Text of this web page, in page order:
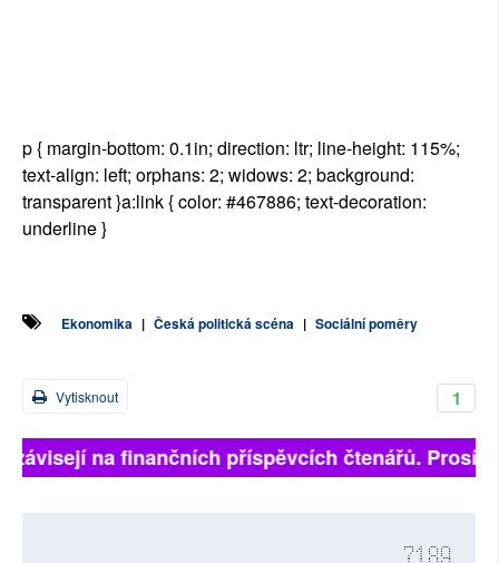
p { margin-bottom: 0.1in; direction: ltr; line-height: 115%;
text-align: left; orphans: 2; widows: 2; background:
transparent }a:link { color: #467886; text-decoration:
underline }
Ekonomika | Česká politická scéna | Sociální poměry
1
Vytisknout
na finančních příspěvcích čtenářů.